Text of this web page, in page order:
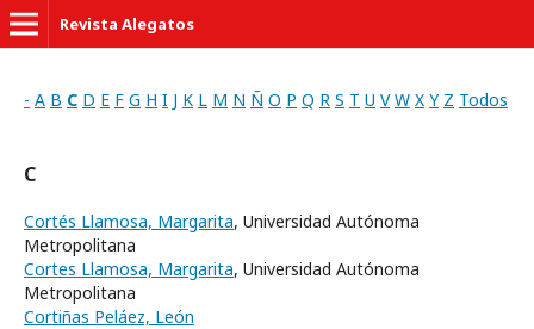
Revista Alegatos
- A B C D E F G H I J K L M N Ñ O P Q R S T U V W X Y Z Todos
C
Cortés Llamosa, Margarita, Universidad Autónoma
Metropolitana
Cortes Llamosa, Margarita, Universidad Autónoma
Metropolitana
Cortiñas Peláez, León